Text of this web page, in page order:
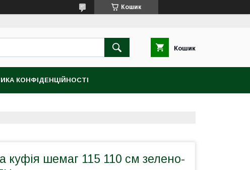
Кошик
Кошик
КОНФІДЕНЦІЙНОСТІ
куфія шемаг 115 110 см зелено-